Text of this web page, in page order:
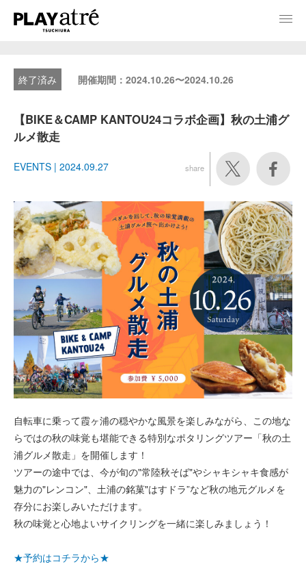
開催期間：2024.10.26〜2024.10.26
【BIKE＆CAMP KANTOU24コラボ企画】秋の土浦グ
ルメ散走
EVENTS | 2024.09.27 share
自転車に乗って霞ヶ浦の穏やかな風景を楽しみながら、この地な
らではの秋の味覚も堪能できる特別なポタリングツアー「秋の土
浦グルメ散走」を開催します！
ツアーの途中では、今が旬の"常陸秋そば"やシャキシャキ食感が
魅力の"レンコン"、土浦の銘菓"はすドラ”など秋の地元グルメを
存分にお楽しみいただけます。
秋の味覚と心地よいサイクリングを一緒に楽しみましょう！
★予約はコチラから★